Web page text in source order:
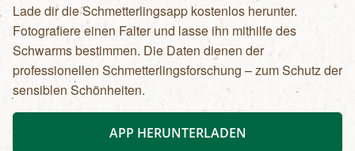
Lade dir die Schmetterlingsapp kostenlos herunter.
Fotografiere einen Falter und lasse ihn mithilfe des
Schwarms bestimmen. Die Daten dienen der
professionellen Schmetterlingsforschung – zum Schutz der
sensiblen Schönheiten.
APP HERUNTERLADEN